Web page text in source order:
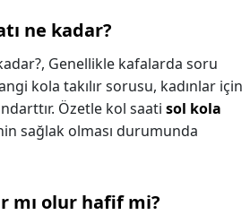
ne kadar?
Genellikle kafalarda soru
kola takılır sorusu, kadınlar için
Özetle kol saati sol kola
sağlak olması durumunda
mı olur hafif mi?